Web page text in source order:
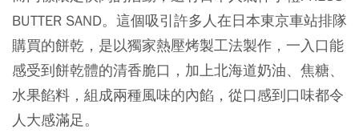
BUTTER SAND。這個吸引許多人在日本東京車站排隊
購買的餅乾，是以獨家熱壓烤製工法製作，一入口能
感受到餅乾體的清香脆口，加上北海道奶油、焦糖、
水果餡料，組成兩種風味的內餡，從口感到口味都令
人大感滿足。